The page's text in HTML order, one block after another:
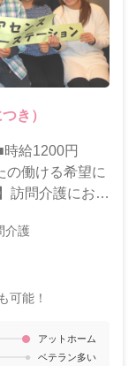
き）
給1200円
の働ける希望に
訪問介護におけ
介護
可能！
アットホーム
ベテラン多い